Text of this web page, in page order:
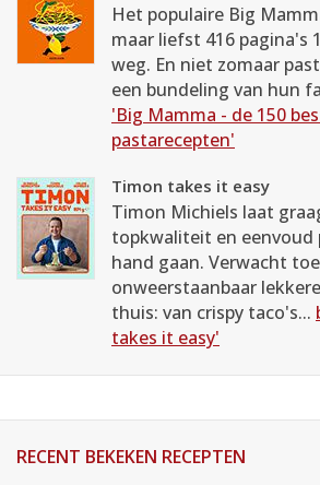
Het populaire Big
maar liefst 416 pagina's
weg. En niet zomaar
een bundeling van hun
'Big Mamma - de 150
pastarecepten'
Timon takes it easy
Timon Michiels laat
topkwaliteit en eenvoud
hand gaan. Verwacht
onweerstaanbaar
thuis: van crispy taco's...
takes it easy'
RECENT BEKEKEN RECEPTEN